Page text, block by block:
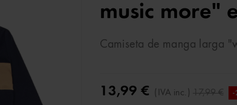
music more"
Camiseta de manga larga
13,99 € (IVA inc.) 17,99 € -